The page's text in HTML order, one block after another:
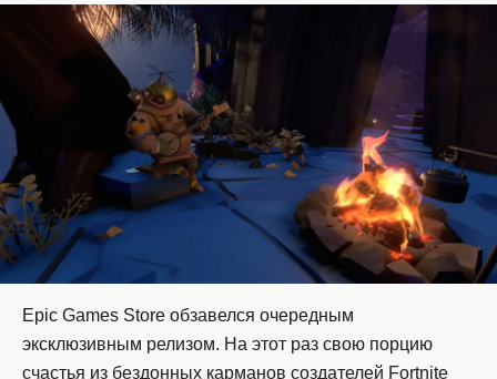
Epic Games Store обзавелся очередным
эксклюзивным релизом. На этот раз свою порцию
счастья из бездонных карманов создателей Fortnite